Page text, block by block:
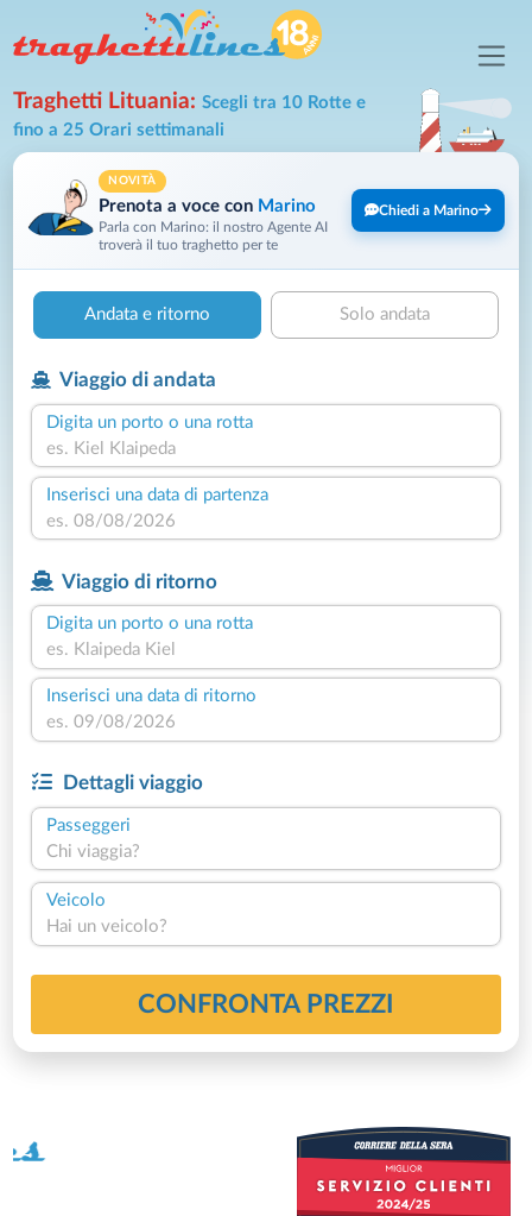
Traghetti Lituania:Scegli tra 10 Rotte e
fino a 25 Orari settimanali
NOVITÀ
Prenota a voce con Marino
Parla con Marino: il nostro Agente AI
troverà il tuo traghetto per te
Chiedi a Marino
Andata e ritorno Solo andata
Viaggio di andata
Digita un porto o una rotta
Inserisci una data di partenza
Viaggio di ritorno
Digita un porto o una rotta
Inserisci una data di ritorno
Dettagli viaggio
Passeggeri
Chi viaggia?
Veicolo
Hai un veicolo?
CONFRONTA PREZZI